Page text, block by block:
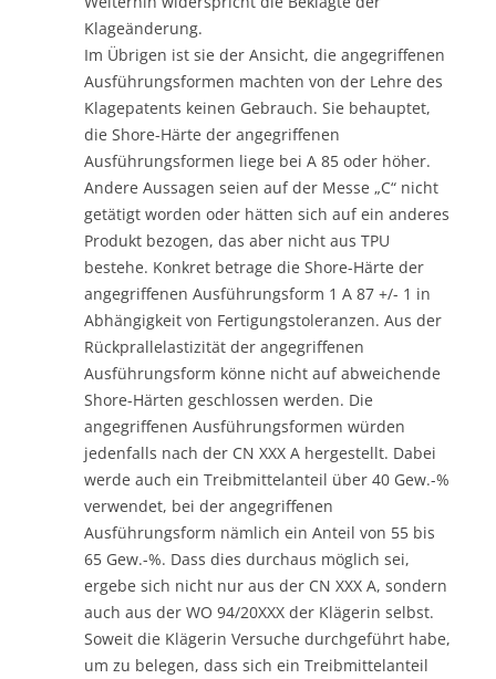
Klageänderung.
Im Übrigen ist sie der Ansicht, die angegriffenen
Ausführungsformen machten von der Lehre des
Klagepatents keinen Gebrauch. Sie behauptet,
die Shore-Härte der angegriffenen
Ausführungsformen liege bei A 85 oder höher.
Andere Aussagen seien auf der Messe „C“ nicht
getätigt worden oder hätten sich auf ein anderes
Produkt bezogen, das aber nicht aus TPU
bestehe. Konkret betrage die Shore-Härte der
angegriffenen Ausführungsform 1 A 87 +/- 1 in
Abhängigkeit von Fertigungstoleranzen. Aus der
Rückprallelastizität der angegriffenen
Ausführungsform könne nicht auf abweichende
Shore-Härten geschlossen werden. Die
angegriffenen Ausführungsformen würden
jedenfalls nach der CN XXX A hergestellt. Dabei
werde auch ein Treibmittelanteil über 40 Gew.-%
verwendet, bei der angegriffenen
Ausführungsform nämlich ein Anteil von 55 bis
65 Gew.-%. Dass dies durchaus möglich sei,
ergebe sich nicht nur aus der CN XXX A, sondern
auch aus der WO 94/20XXX der Klägerin selbst.
Soweit die Klägerin Versuche durchgeführt habe,
um zu belegen, dass sich ein Treibmittelanteil